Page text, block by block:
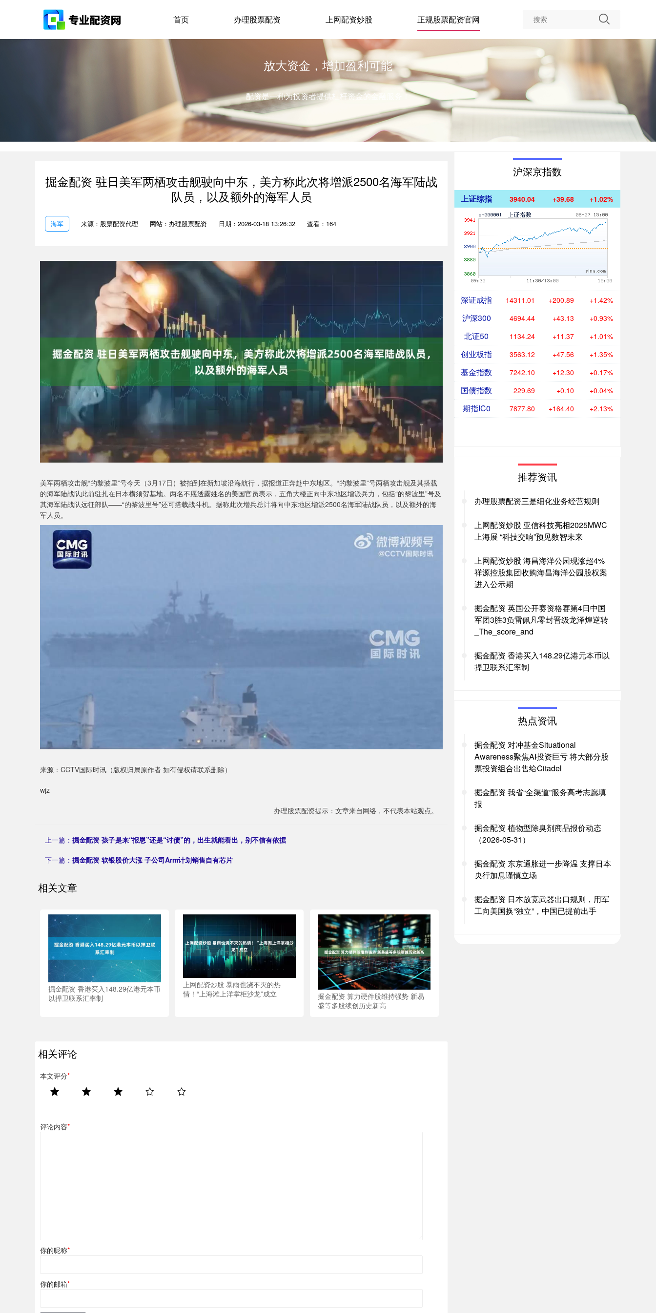
首页 办理股票配资 上网配资炒股 正规股票配资官网
放大资金，增加盈利可能
配资是一种为投资者提供杠杆资金的金融服务！
掘金配资 驻日美军两栖攻击舰驶向中东，美方称此次将增派2500名海军陆战
队员，以及额外的海军人员
海军 来源：股票配资代理 网站：办理股票配资 日期：2026-03-18 13:26:32 查看：164
美军两栖攻击舰“的黎波里”号今天（3月17日）被拍到在新加坡沿海航行，据报道正奔赴中东地区。“的黎波里”号两栖攻击舰及其搭载
的海军陆战队此前驻扎在日本横须贺基地。两名不愿透露姓名的美国官员表示，五角大楼正向中东地区增派兵力，包括“的黎波里”号及
其海军陆战队远征部队——“的黎波里号”还可搭载战斗机。据称此次增兵总计将向中东地区增派2500名海军陆战队员，以及额外的海
军人员。
来源：CCTV国际时讯（版权归属原作者 如有侵权请联系删除）
wjz
办理股票配资提示：文章来自网络，不代表本站观点。
上一篇： 掘金配资 孩子是来“报恩”还是“讨债”的，出生就能看出，别不信有依据
下一篇： 掘金配资 软银股价大涨 子公司Arm计划销售自有芯片
相关文章
掘金配资 香港买入148.29亿港元本币
以捍卫联系汇率制
上网配资炒股 暴雨也浇不灭的热
情！“上海滩上洋掌柜沙龙”成立
掘金配资 算力硬件股维持强势 新易
盛等多股续创历史新高
相关评论
本文评分*
评论内容*
你的昵称*
你的邮箱*
沪深京指数
上证综指 3940.04 +39.68 +1.02%
深证成指 14311.01 +200.89 +1.42%
沪深300 4694.44 +43.13 +0.93%
北证50 1134.24 +11.37 +1.01%
创业板指 3563.12 +47.56 +1.35%
基金指数 7242.10 +12.30 +0.17%
国债指数 229.69 +0.10 +0.04%
期指IC0 7877.80 +164.40 +2.13%
推荐资讯
办理股票配资三是细化业务经营规则
上网配资炒股 亚信科技亮相2025MWC
上海展 “科技交响”预见数智未来
上网配资炒股 海昌海洋公园现涨超4%
祥源控股集团收购海昌海洋公园股权案
进入公示期
掘金配资 英国公开赛资格赛第4日中国
军团3胜3负雷佩凡零封晋级龙泽煌逆转
_The_score_and
掘金配资 香港买入148.29亿港元本币以
捍卫联系汇率制
热点资讯
掘金配资 对冲基金Situational
Awareness聚焦AI投资巨亏 将大部分股
票投资组合出售给Citadel
掘金配资 我省“全渠道”服务高考志愿填
报
掘金配资 植物型除臭剂商品报价动态
（2026-05-31）
掘金配资 东京通胀进一步降温 支撑日本
央行加息谨慎立场
掘金配资 日本放宽武器出口规则，用军
工向美国换“独立”，中国已提前出手